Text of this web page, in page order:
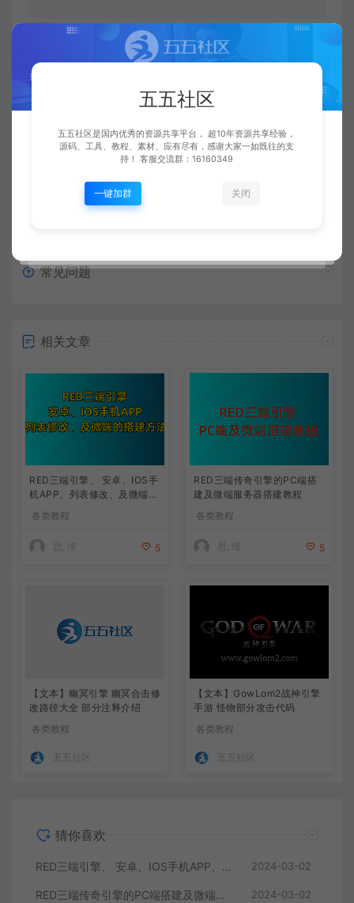
五五社区 生成海报
上一篇：
【视频】996引擎架设和版本制作 第33讲.光柱补丁制作和颜色坐标调整
常见问题
相关文章
RED三端引擎、 安卓、IOS手
机APP、列表修改、及微端的
各类教程
思, 维 5
RED三端传奇引擎的PC端搭
建及微端服务器搭建教程
各类教程
思, 维 5
【文本】幽冥引擎 幽冥合击修
改路径大全 部分注释介绍
各类教程
五五社区
【文本】GowLom2战神引擎
手游 怪物部分攻击代码
各类教程
五五社区
猜你喜欢
RED三端引擎、 安卓、IOS手机APP、列表修改、及微端的搭建方法-特约制作 2024-03-02
RED三端传奇引擎的PC端搭建及微端服务器搭建教程 2024-03-02
五五社区
五五社区是国内优秀的资源共享平台， 超10年资源共享经验，
源码、工具、教程、素材、应有尽有，感谢大家一如既往的支
持！ 客服交流群：16160349
一键加群 关闭